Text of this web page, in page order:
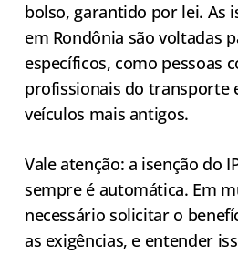
bolso, garantido por lei. As
em Rondônia são voltadas
específicos, como pessoas
profissionais do transporte
veículos mais antigos.
Vale atenção: a isenção do
sempre é automática. Em
necessário solicitar o
as exigências, e entender